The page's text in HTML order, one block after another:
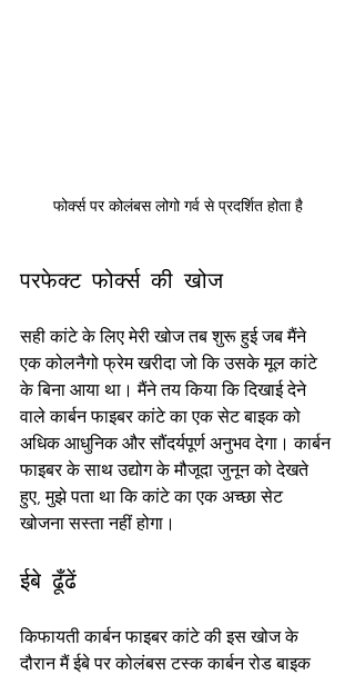
फोर्क्स पर कोलंबस लोगो गर्व से प्रदर्शित होता है
परफेक्ट फोर्क्स की खोज
सही कांटे के लिए मेरी खोज तब शुरू हुई जब मैंने
एक कोलनैगो फ्रेम खरीदा जो कि उसके मूल कांटे
के बिना आया था। मैंने तय किया कि दिखाई देने
वाले कार्बन फाइबर कांटे का एक सेट बाइक को
अधिक आधुनिक और सौंदर्यपूर्ण अनुभव देगा। कार्बन
फाइबर के साथ उद्योग के मौजूदा जुनून को देखते
हुए, मुझे पता था कि कांटे का एक अच्छा सेट
खोजना सस्ता नहीं होगा।
ईबे ढूँढें
किफायती कार्बन फाइबर कांटे की इस खोज के
दौरान मैं ईबे पर कोलंबस टस्क कार्बन रोड बाइक